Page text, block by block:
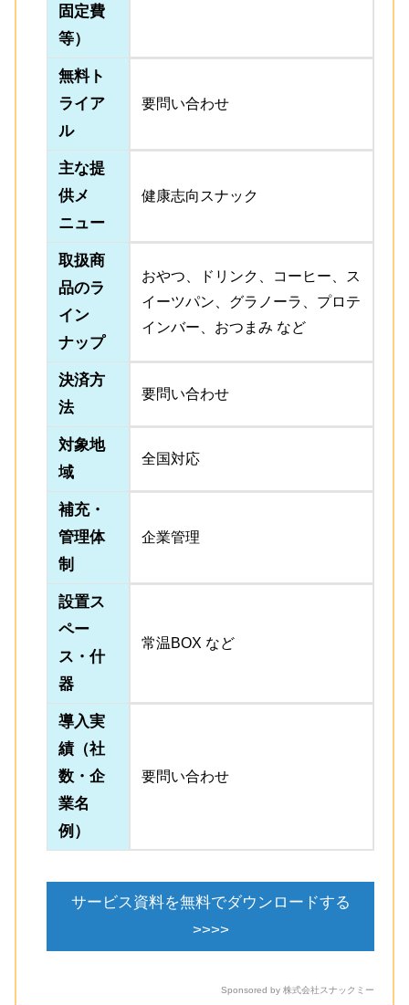
固定費
等）
無料ト
ライア
ル
要問い合わせ
主な提
供メ
ニュー
健康志向スナック
取扱商
品のラ
イン
ナップ
おやつ、ドリンク、コーヒー、ス
イーツパン、グラノーラ、プロテ
インバー、おつまみ など
決済方
法
要問い合わせ
対象地
域
全国対応
補充・
管理体
制
企業管理
設置ス
ペー
ス・什
器
常温BOX など
導入実
績（社
数・企
業名
例）
要問い合わせ
サービス資料を無料でダウンロードする
>>>>
Sponsored by 株式会社スナックミー